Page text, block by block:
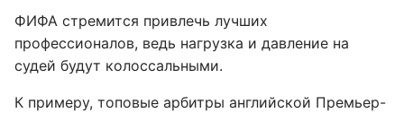
ФИФА стремится привлечь лучших
профессионалов, ведь нагрузка и давление на
судей будут колоссальными.
К примеру, топовые арбитры английской Премьер-